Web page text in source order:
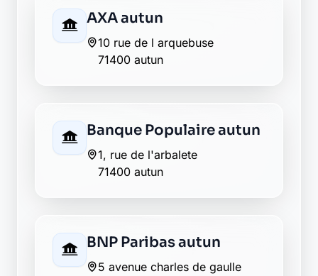
AXA autun
10 rue de l arquebuse
71400 autun
Banque Populaire autun
1, rue de l'arbalete
71400 autun
BNP Paribas autun
5 avenue charles de gaulle